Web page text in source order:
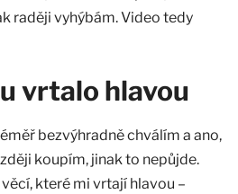
raději vyhýbám. Video tedy
vrtalo hlavou
bezvýhradně chválím a ano,
koupím, jinak to nepůjde.
které mi vrtají hlavou –